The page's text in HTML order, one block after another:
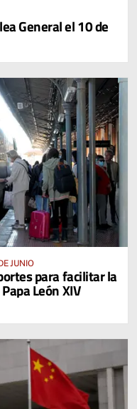
General el 10 de
JUNIO
para facilitar la
León XIV